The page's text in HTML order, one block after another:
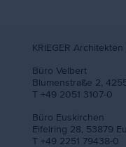
KRIEGER
Büro Velbert
Blumenstraße 2,
T +49 2051 3107-0
Büro Euskirchen
Eifelring 28, 53879
T +49 2251 79438-0